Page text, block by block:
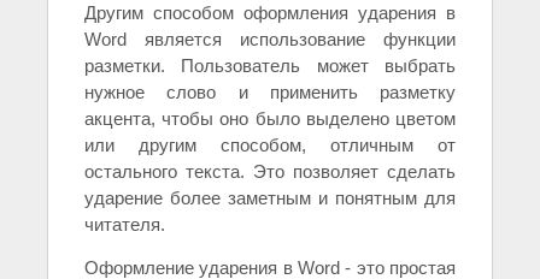
Другим способом оформления ударения в
Word является использование функции
разметки. Пользователь может выбрать
нужное слово и применить разметку
акцента, чтобы оно было выделено цветом
или другим способом, отличным от
остального текста. Это позволяет сделать
ударение более заметным и понятным для
читателя.
Оформление ударения в Word - это простая